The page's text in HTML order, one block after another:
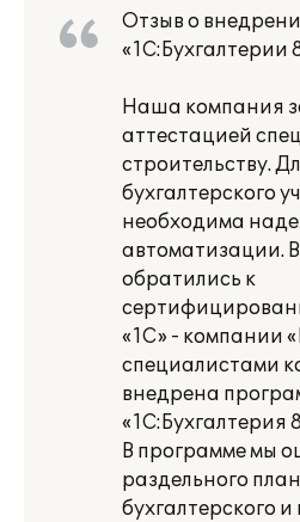
Отзыв о
«1С:Бухгалтерии
Наша компания
аттестацией
строительству.
бухгалтерского
необходима
автоматизации.
обратились к
«1С» - компании
специалистами
внедрена
«1С:Бухгалтерия
В программе мы
раздельного
бухгалтерского и